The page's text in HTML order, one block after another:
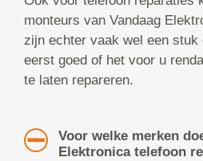
monteurs van Vandaag
zijn echter vaak wel een stuk
eerst goed of het voor u
te laten repareren.
Voor welke merken
Elektronica telefoon